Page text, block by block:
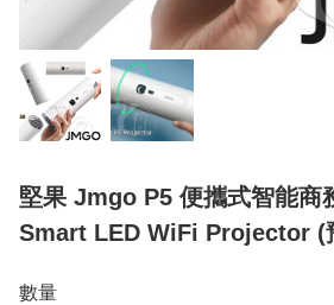
堅果 Jmgo P5 便攜式智能商
Smart LED WiFi Projector (
數量